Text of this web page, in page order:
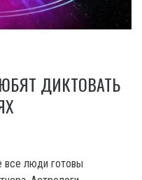
ДИКТОВАТЬ
все люди готовы